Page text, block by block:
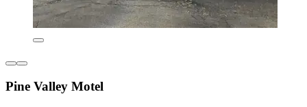
Pine Valley Motel